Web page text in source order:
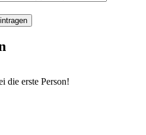
die erste Person!